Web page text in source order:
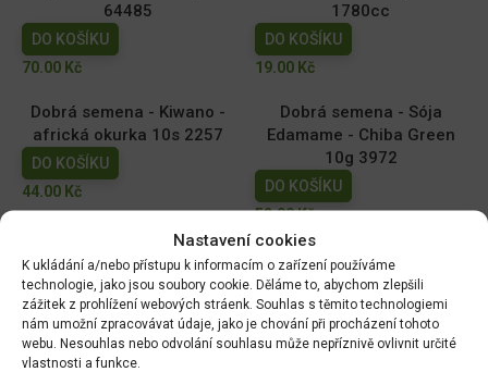
Nastavení cookies
K ukládání a/nebo přístupu k informacím o zařízení používáme
technologie, jako jsou soubory cookie. Děláme to, abychom zlepšili
zážitek z prohlížení webových stráenk. Souhlas s těmito technologiemi
nám umožní zpracovávat údaje, jako je chování při procházení tohoto
webu. Nesouhlas nebo odvolání souhlasu může nepříznivě ovlivnit určité
vlastnosti a funkce.
64485
DO KOŠÍKU
70.00 Kč
1780cc
DO KOŠÍKU
19.00 Kč
Dobrá semena - Kiwano -
africká okurka 10s 2257
DO KOŠÍKU
44.00 Kč
Dobrá semena - Sója
Edamame - Chiba Green
10g 3972
DO KOŠÍKU
52.00Kč
Hrách zahradní - Antony
raný velkozrnný bezlistý
50g 1048
DO KOŠÍKU
35.00Kč
Tykev muškátová -
Serpentine F1 2g 4080
DO KOŠÍKU
46.00Kč